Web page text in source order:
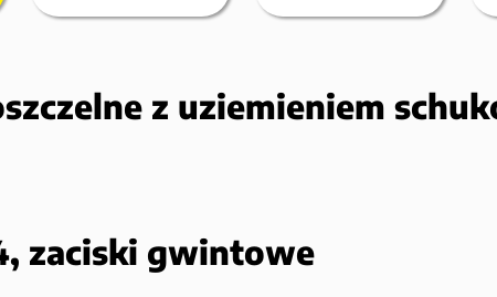
z uziemieniem
zaciski gwintowe